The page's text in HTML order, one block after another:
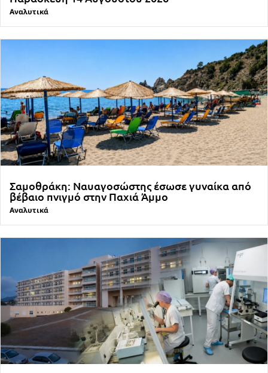
Αναλυτικά
Σαμοθράκη: Ναυαγοσώστης έσωσε γυναίκα από
βέβαιο πνιγμό στην Παχιά Άμμο
Αναλυτικά